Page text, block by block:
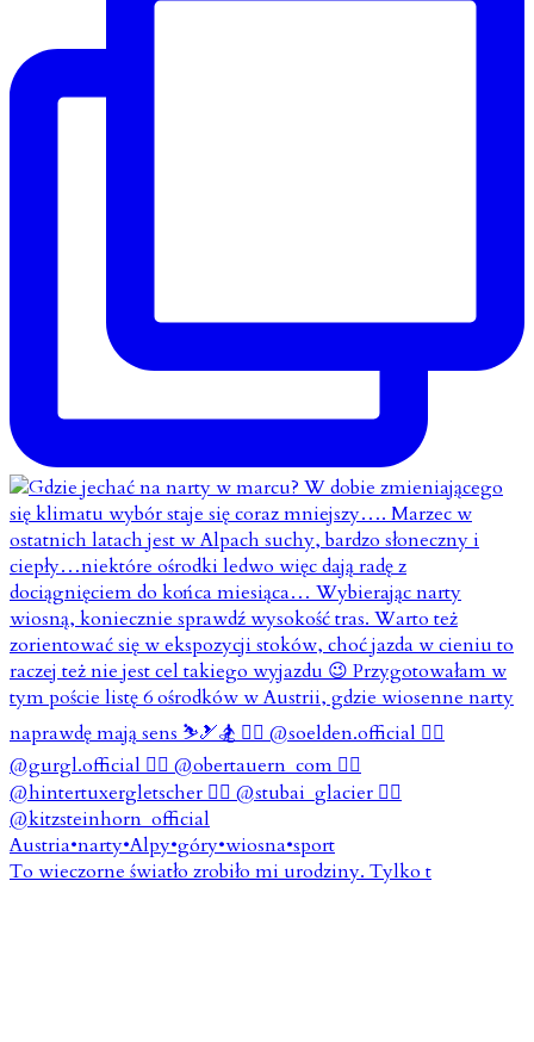
To wieczorne światło zrobiło mi urodziny. Tylko t